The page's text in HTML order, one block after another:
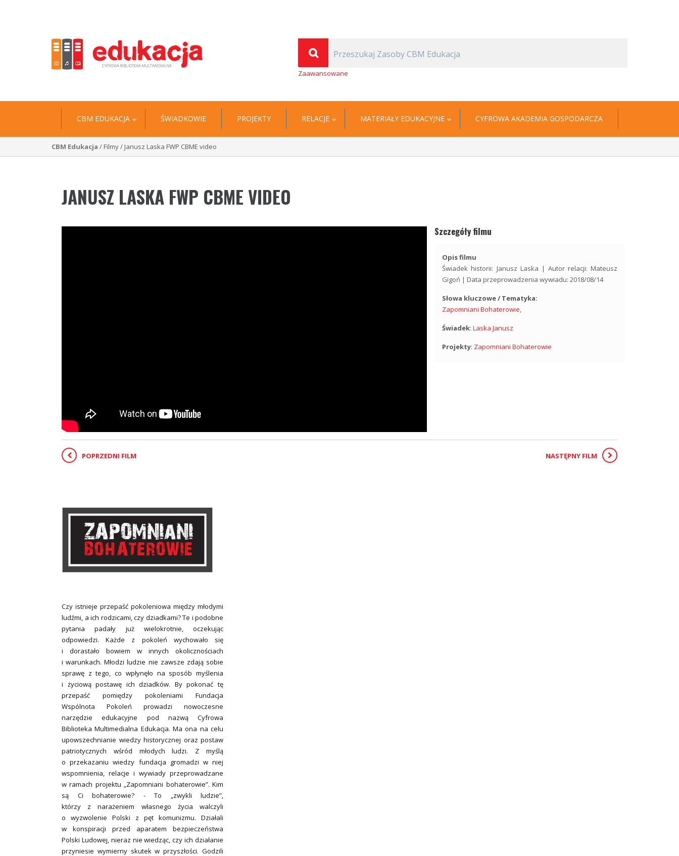
Zaawansowane
CBM EDUKACJA ŚWIADKOWIE PROJEKTY RELACJE MATERIAŁY EDUKACYJNE CYFROWA AKADEMIA GOSPODARCZA
CBM Edukacja / Filmy / Janusz Laska FWP CBME video
JANUSZ LASKA FWP CBME VIDEO
Szczegóły filmu
Opis filmu
Świadek historii: Janusz Laska | Autor relacji: Mateusz
Gigoń | Data przeprowadzenia wywiadu: 2018/08/14
Słowa kluczowe / Tematyka:
Zapomniani Bohaterowie,
Świadek:Laska Janusz
Projekty: Zapomniani Bohaterowie
POPRZEDNI FILM NASTĘPNY FILM
Czy istnieje przepaść pokoleniowa między młodymi
ludźmi, a ich rodzicami, czy dziadkami? Te i podobne
pytania padały już wielokrotnie, oczekując
odpowiedzi. Każde z pokoleń wychowało się
i dorastało bowiem w innych okolicznościach
i warunkach. Młodzi ludzie nie zawsze zdają sobie
sprawę z tego, co wpłynęło na sposób myślenia
i życiową postawę ich dziadków. By pokonać tę
przepaść pomiędzy pokoleniami Fundacja
Wspólnota Pokoleń prowadzi nowoczesne
narzędzie edukacyjne pod nazwą Cyfrowa
Biblioteka Multimedialna Edukacja. Ma ona na celu
upowszechnianie wiedzy historycznej oraz postaw
patriotycznych wśród młodych ludzi. Z myślą
o przekazaniu wiedzy fundacja gromadzi w niej
wspomnienia, relacje i wywiady przeprowadzane
w ramach projektu „Zapomniani bohaterowie”. Kim
są Ci bohaterowie? - To „zwykli ludzie”,
którzy z narażeniem własnego życia walczyli
o wyzwolenie Polski z pęt komunizmu. Działali
w konspiracji przed aparatem bezpieczeństwa
Polski Ludowej, nieraz nie wiedząc, czy ich działanie
przyniesie wymierny skutek w przyszłości. Godzili